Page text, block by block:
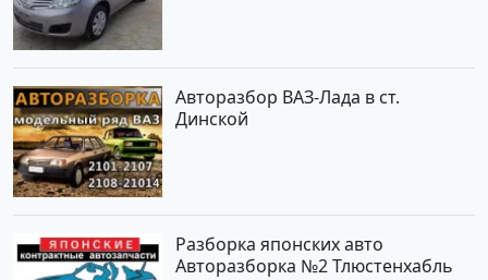
Авторазбор ВАЗ-Лада в ст.
Динской
Разборка японских авто
Авторазборка №2 Тлюстенхабль